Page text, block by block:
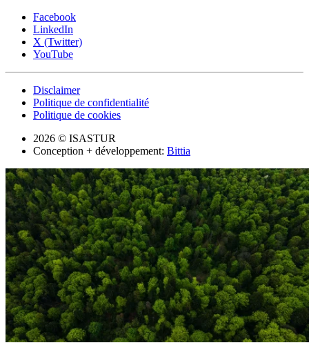
Facebook
LinkedIn
X (Twitter)
YouTube
Disclaimer
Politique de confidentialité
Politique de cookies
2026 © ISASTUR
Conception + développement: Bittia